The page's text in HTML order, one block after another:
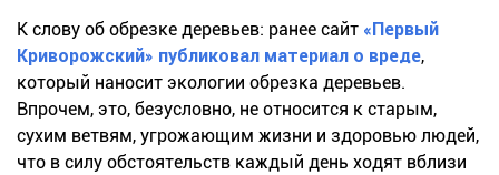
К слову об обрезке деревьев: ранее сайт «Первый
Криворожский» публиковал материал о вреде,
который наносит экологии обрезка деревьев.
Впрочем, это, безусловно, не относится к старым,
сухим ветвям, угрожающим жизни и здоровью людей,
что в силу обстоятельств каждый день ходят вблизи